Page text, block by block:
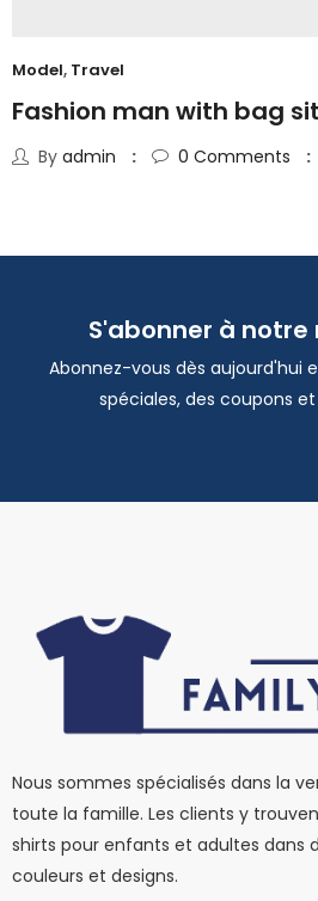
Model, Travel
Fashion man with bag
By admin 0 Comments
S'abonner à
Abonnez-vous dès aujourd'hui
spéciales, des coupons
Nous sommes spécialisés dans la
toute la famille. Les clients y
shirts pour enfants et adultes dans
couleurs et designs.